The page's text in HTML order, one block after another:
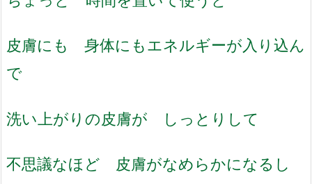
皮膚にも 身体にもエネルギーが入り込ん
で
洗い上がりの皮膚が しっとりして
不思議なほど 皮膚がなめらかになるし